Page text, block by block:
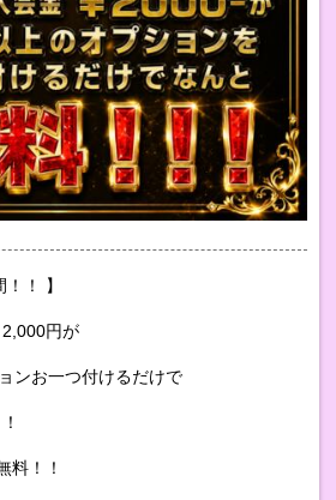
！ 】
円が
ンお一つ付けるだけで
！！